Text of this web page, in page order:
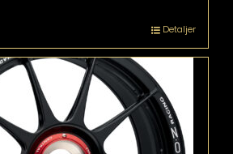
Detaljer